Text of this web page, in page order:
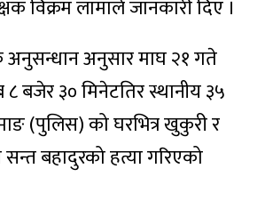
विक्रम लामाले जानकारी दिए ।
अनुसन्धान अनुसार माघ २१ गते
८ बजेर ३० मिनेटतिर स्थानीय ३५
(पुलिस) को घरभित्र खुकुरी र
सन्त बहादुरको हत्या गरिएको